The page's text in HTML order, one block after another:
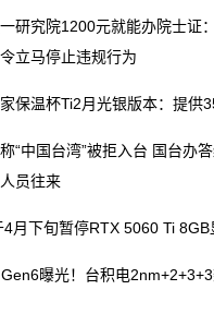
究院1200元就能办院士证
立马停止违规行为
温杯Ti2月光银版本：提供
中国台湾”被拒入台 国台办答
员往来
下旬暂停RTX 5060 Ti 8GB
曝光！台积电2nm+2+3+3